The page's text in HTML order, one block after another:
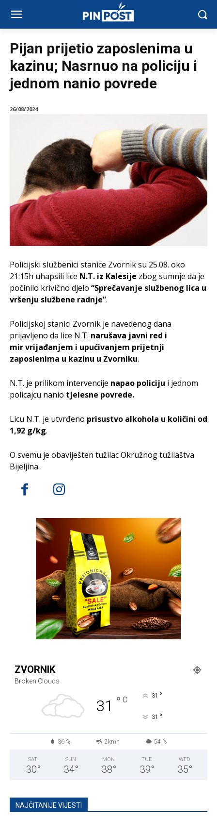
Pijan prijetio zaposlenima u
kazinu; Nasrnuo na policiju i
jednom nanio povrede
26/08/2024
Policijski službenici stanice Zvornik su 25.08. oko
21:15h uhapsili lice N.T. iz Kalesije zbog sumnje da je
počinilo krivično djelo “Sprečavanje službenog lica u
vršenju službene radnje”.
Policijskoj stanici Zvornik je navedenog dana
prijavljeno da lice N.T. narušava javni red i
mirvrijađanjem i upućivanjem prijetnji
zaposlenima u kazinu u Zvorniku.
N.T. je prilikom intervencije napao policiju i jednom
policajcu nanio tjelesne povrede.
Licu N.T. je utvrđeno prisustvo alkohola u količini od
1,92 g/kg.
O svemu je obaviješten tužilac Okružnog tužilaštva
Bijeljina.
ZVORNIK
Broken Clouds
31 ° C 31 °
31 °
36 % 2kmh 54 %
SAT
30°
SUN
34°
MON
38°
TUE
39°
WED
35°
NAJČITANIJE VIJESTI